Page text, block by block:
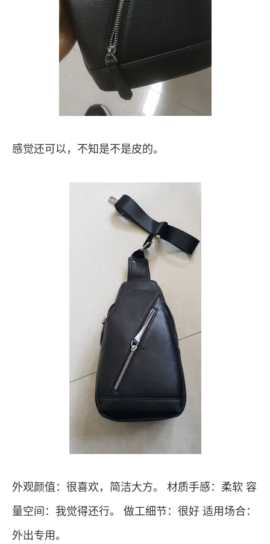
感觉还可以，不知是不是皮的。
外观颜值：很喜欢，简洁大方。 材质手感：柔软 容
量空间：我觉得还行。 做工细节：很好 适用场合：
外出专用。